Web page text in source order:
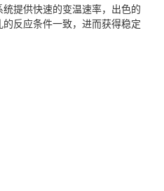
提供快速的变温速率，出色的
反应条件一致，进而获得稳定